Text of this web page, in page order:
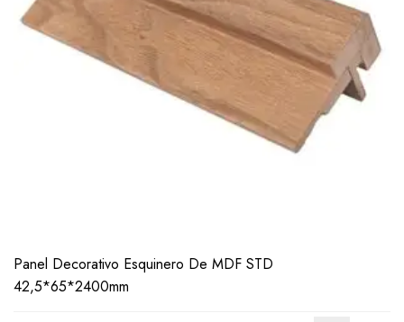
Panel Decorativo Esquinero De MDF STD
42,5*65*2400mm